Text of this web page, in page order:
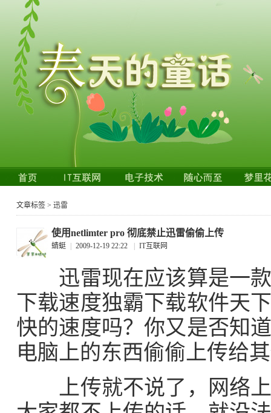
文章标签 > 迅雷
使用netlimter pro 彻底禁止迅雷偷偷上传
蜻蜓 2009-12-19 22:22 IT互联网
迅雷现在应该算是一款
下载速度独霸下载软件天
快的速度吗？你又是否知
电脑上的东西偷偷上传给
上传就不说了，网络上